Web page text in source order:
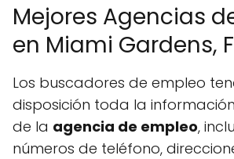
Mejores Agencias
en Miami Gardens,
Los buscadores de empleo
disposición toda la
de la agencia de empleo,
números de teléfono,